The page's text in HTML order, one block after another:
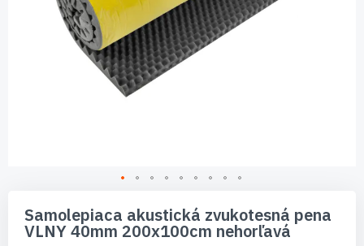
začiatok
galérie
Samolepiaca akustická zvukotesná pena
VLNY 40mm 200x100cm nehorľavá